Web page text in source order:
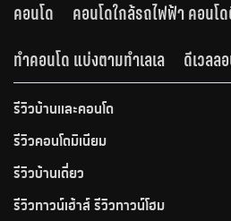
คอนโด
คอนโดใกล้รถไฟฟ้า คอนโ
ทำคอนโด แบ่งตามทำเลเล
ดีเวลล
รีวิวบ้านและคอนโด
รีวิวคอนโดมิเนียม
รีวิวบ้านเดี่ยว
รีวิวทาวน์เฮ้าส์ รีวิวทาวน์โฮม